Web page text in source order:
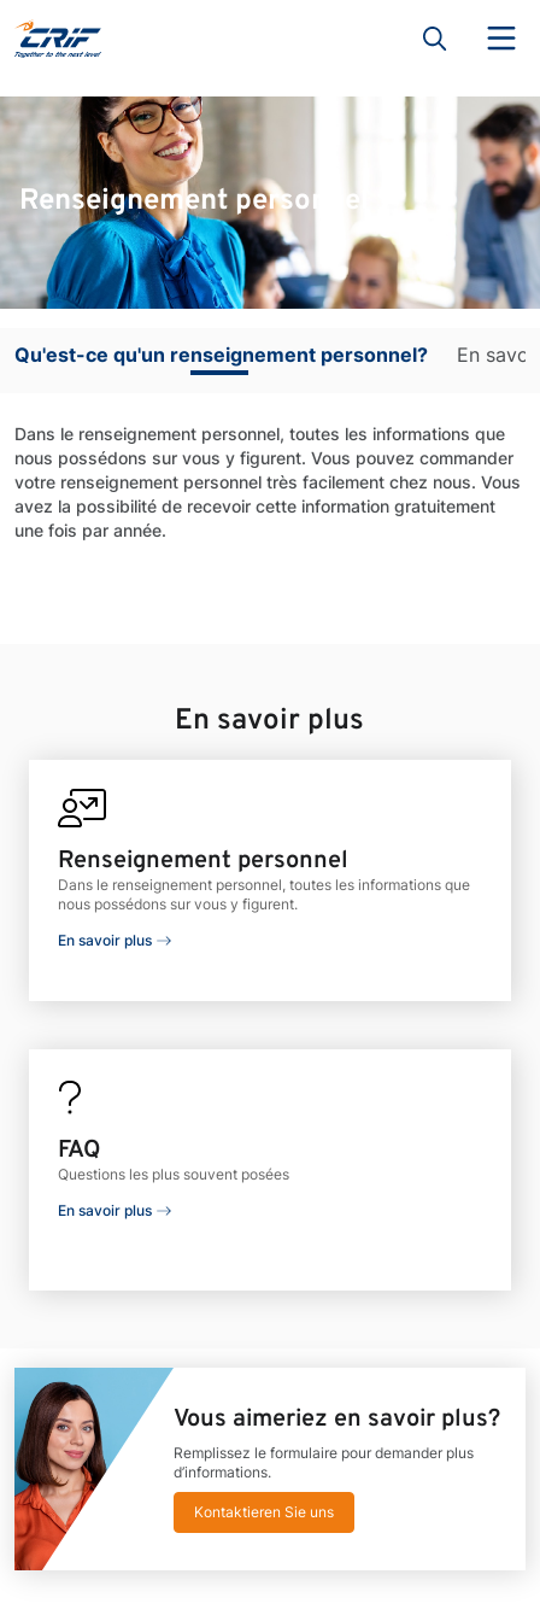
Renseignement personnel
Qu'est-ce qu'un renseignement personnel? En
Dans le renseignement personnel, toutes les informations que
nous possédons sur vous y figurent. Vous pouvez commander
votre renseignement personnel très facilement chez nous. Vous
avez la possibilité de recevoir cette information gratuitement
une fois par année.
En savoir plus
Renseignement personnel
Dans le renseignement personnel, toutes les informations que
nous possédons sur vous y figurent.
En savoir plus
FAQ
Questions les plus souvent posées
En savoir plus
Vous aimeriez en savoir plus?
Remplissez le formulaire pour demander plus
d’informations.
Kontaktieren Sie uns